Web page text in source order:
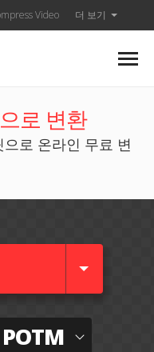
Video 더 보기
로 변환
으로 온라인 무료 변
POTM